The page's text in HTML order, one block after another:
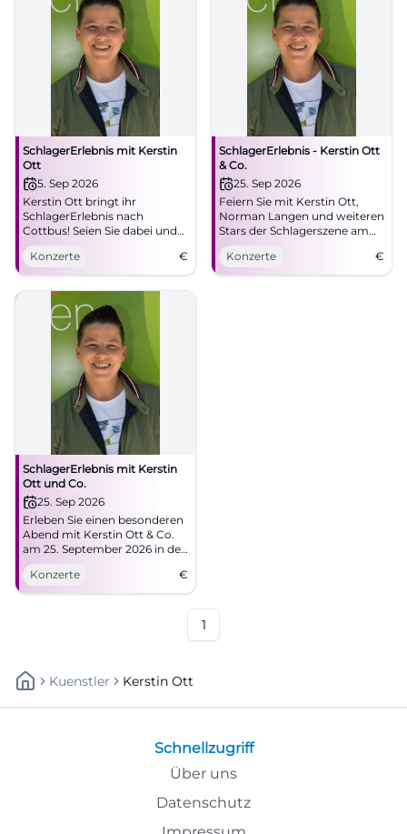
SchlagerErlebnis mit Kerstin
Ott
5. Sep 2026
Kerstin Ott bringt ihr
SchlagerErlebnis nach
Cottbus! Seien Sie dabei und
singen Sie zu bekannten Hits
mit.
Konzerte €
SchlagerErlebnis - Kerstin Ott
& Co.
25. Sep 2026
Feiern Sie mit Kerstin Ott,
Norman Langen und weiteren
Stars der Schlagerszene am
25. September 2026 in der
SATURN-Arena, Ingolstadt.
Konzerte €
SchlagerErlebnis mit Kerstin
Ott und Co.
25. Sep 2026
Erleben Sie einen besonderen
Abend mit Kerstin Ott & Co.
am 25. September 2026 in der
Saturn-Arena Ingolstadt.
Konzerte
€
1
Kuenstler Kerstin Ott
Schnellzugriff
Über uns
Datenschutz